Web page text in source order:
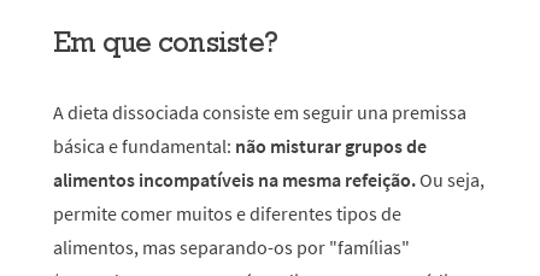
Em que consiste?
A dieta dissociada consiste em seguir una premissa
básica e fundamental: não misturar grupos de
alimentos incompatíveis na mesma refeição.Ou seja,
permite comer muitos e diferentes tipos de
alimentos, mas separando-os por "famílias"